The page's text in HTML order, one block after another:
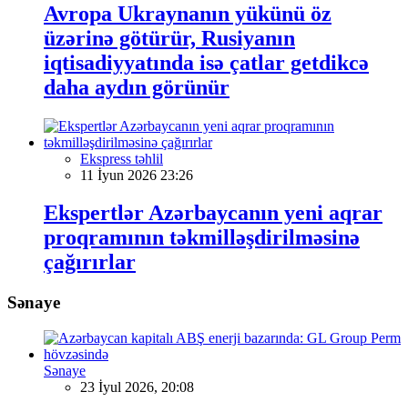
Avropa Ukraynanın yükünü öz
üzərinə götürür, Rusiyanın
iqtisadiyyatında isə çatlar getdikcə
daha aydın görünür
Ekspress təhlil
11 İyun 2026 23:26
Ekspertlər Azərbaycanın yeni aqrar
proqramının təkmilləşdirilməsinə
çağırırlar
Sənaye
Sənaye
23 İyul 2026, 20:08